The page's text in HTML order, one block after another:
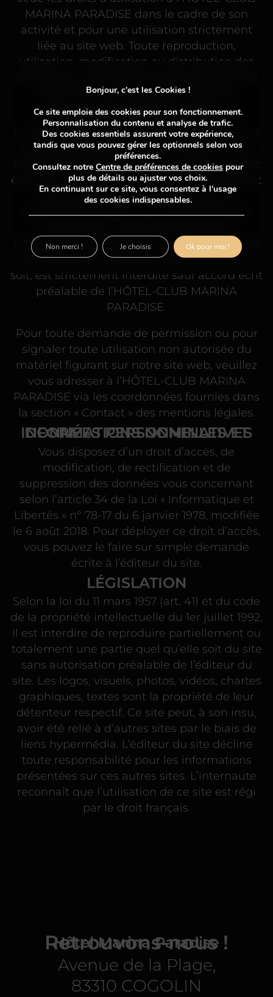
MARINA PARADISE dans le cadre de son
activité et pour une utilisation strictement
liée au site web. Toute reproduction,
utilisation, modification ou distribution des
Geek Tonic est strictement interdite.
Documents téléchargeables
Les documents téléchargeables présents sur
le site sont la propriété de l’HÔTEL-CLUB
MARINA PARADISE. Ces documents peuvent
être mis à disposition pour le téléchargement
par les utilisateurs du site à des fins
modification, distribution ou reproduction de
ces documents, sous quelque forme que ce
soit, est strictement interdite sauf accord écrit
préalable de l’HÔTEL-CLUB MARINA
PARADISE.
Pour toute demande de permission ou pour
signaler toute utilisation non autorisée du
matériel figurant sur notre site web, veuillez
vous adresser à l’HÔTEL-CLUB MARINA
PARADISE via les coordonnées fournies dans
la section « Contact » des mentions légales.
DONNÉES PERSONNELLES ET INFORMATIONS NOMINATIVES
Vous disposez d’un droit d’accès, de
modification, de rectification et de
suppression des données vous concernant
selon l’article 34 de la Loi « Informatique et
Libertés » n° 78-17 du 6 janvier 1978, modifiée
le 6 août 2018. Pour déployer ce droit d’accès,
vous pouvez le faire sur simple demande
écrite à l’éditeur du site.
LÉGISLATION
Selon la loi du 11 mars 1957 (art. 41) et du code
de la propriété intellectuelle du 1er juillet 1992,
Il est interdire de reproduire partiellement ou
totalement une partie quel qu’elle soit du site
sans autorisation préalable de l’éditeur du
site. Les logos, visuels, photos, vidéos, chartes
graphiques, textes sont la propriété de leur
détenteur respectif. Ce site peut, à son insu,
avoir été relié à d’autres sites par le biais de
liens hypermédia. L’éditeur du site décline
toute responsabilité pour les informations
présentées sur ces autres sites. L’internaute
reconnaît que l’utilisation de ce site est régi
par le droit français.
Retrouvons-nous !
Hôtel Marina Paradise
Avenue de la Plage,
83310 COGOLIN
Bonjour, c'est les Cookies !
Ce site emploie des cookies pour son fonctionnement.
Personnalisation du contenu et analyse de trafic.
Des cookies essentiels assurent votre expérience,
tandis que vous pouvez gérer les optionnels selon vos
préférences.
Consultez notre Centre de préférences de cookies pour
plus de détails ou ajuster vos choix.
En continuant sur ce site, vous consentez à l'usage
des cookies indispensables.
Ok pour moi !
Non merci ! Je choisis